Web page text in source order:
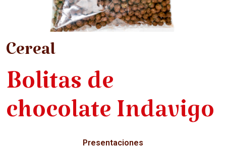
Cereal
Bolitas de
chocolate Indavigo
Presentaciones